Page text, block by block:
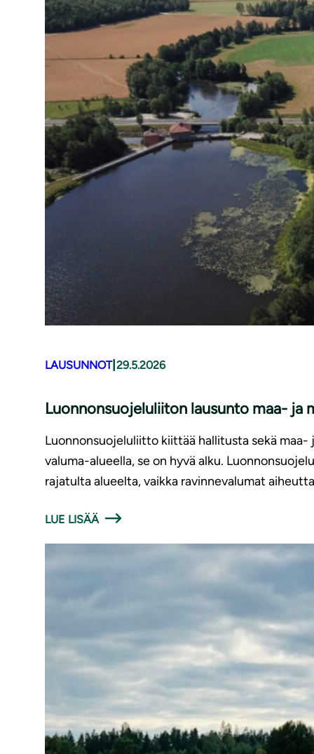
LAUSUNNOT| 29.5.2026
Luonnonsuojeluliiton lausunto maa- ja
Luonnonsuojeluliitto kiittää hallitusta sekä
valuma-alueella, se on hyvä alku.
rajatulta alueelta, vaikka ravinnevalumat
LUE LISÄÄ